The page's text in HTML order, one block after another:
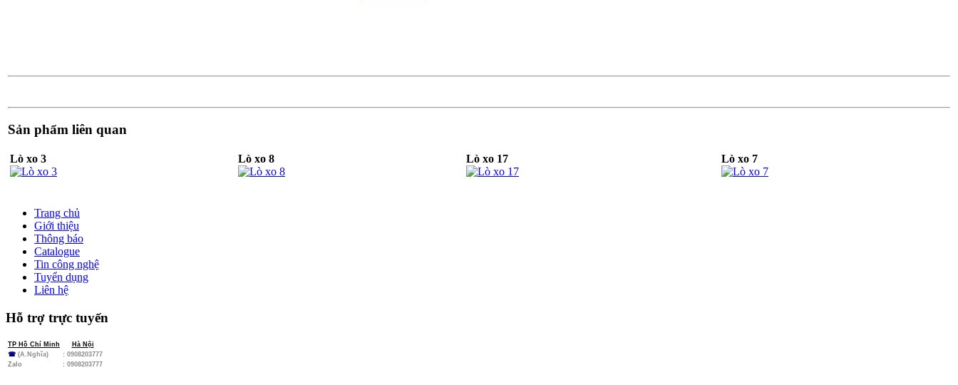
Sản phẩm liên quan
Lò xo 3 Lò xo 8 Lò xo 17 Lò xo 7
Trang chủ
Giới thiệu
Thông báo
Catalogue
Tin công nghệ
Tuyển dụng
Liên hệ
Hỗ trợ trực tuyến
TP Hồ Chí Minh
Hà Nội
☎ (A.Nghĩa)
: 0908203777
Zalo
: 0908203777